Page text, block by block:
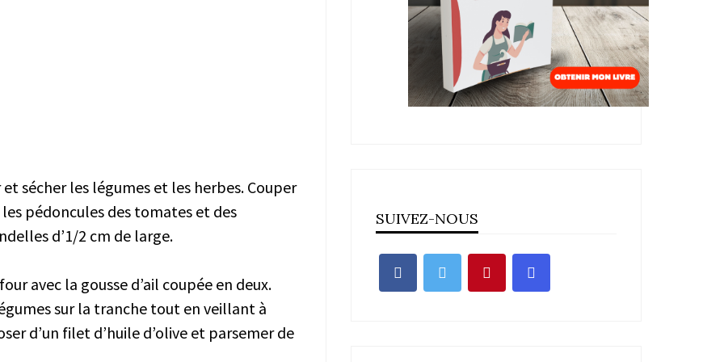
sécher les légumes et les herbes. Couper
pédoncules des tomates et des
d’1/2 cm de large.
avec la gousse d’ail coupée en deux.
sur la tranche tout en veillant à
d’un filet d’huile d’olive et parsemer de
SUIVEZ-NOUS